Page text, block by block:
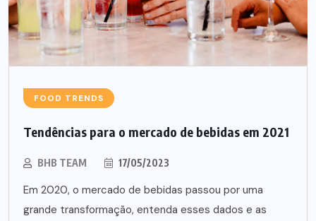
FOOD TRENDS
Tendências para o mercado de bebidas em 2021
BHB TEAM 17/05/2023
Em 2020, o mercado de bebidas passou por uma
grande transformação, entenda esses dados e as